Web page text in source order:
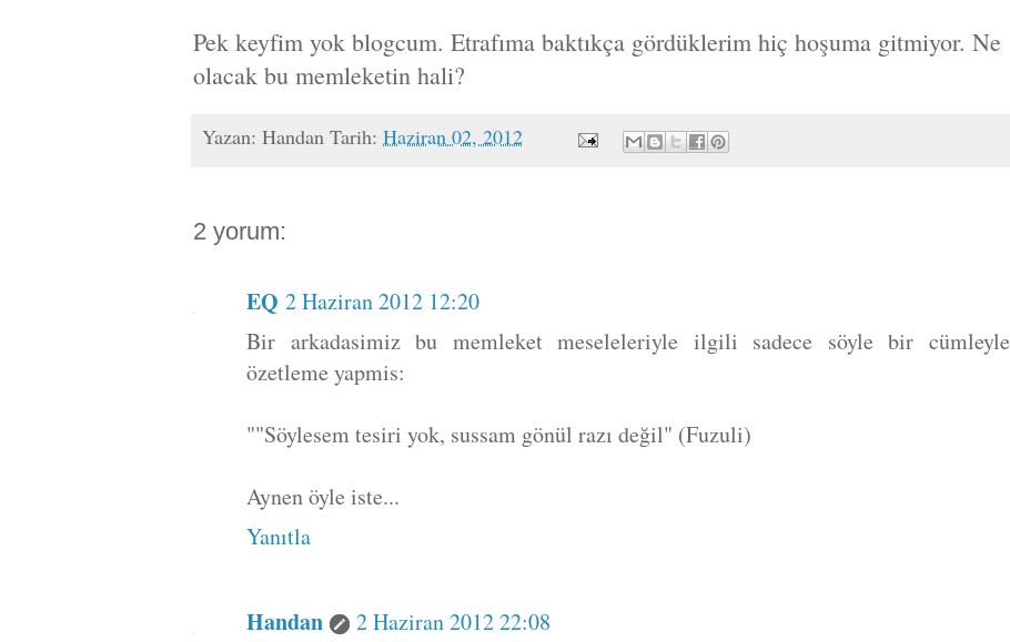
Pek keyfim yok blogcum. Etrafıma baktıkça gördüklerim hiç hoşuma gitmiyor. Ne
olacak bu memleketin hali?
Yazan: Handan Tarih: Haziran 02, 2012
2 yorum:
EQ 2 Haziran 2012 12:20
Bir arkadasimiz bu memleket meseleleriyle ilgili sadece söyle bir cümleyle
özetleme yapmis:
""Söylesem tesiri yok, sussam gönül razı değil" (Fuzuli)
Aynen öyle iste...
Yanıtla
Handan
2 Haziran 2012 22:08